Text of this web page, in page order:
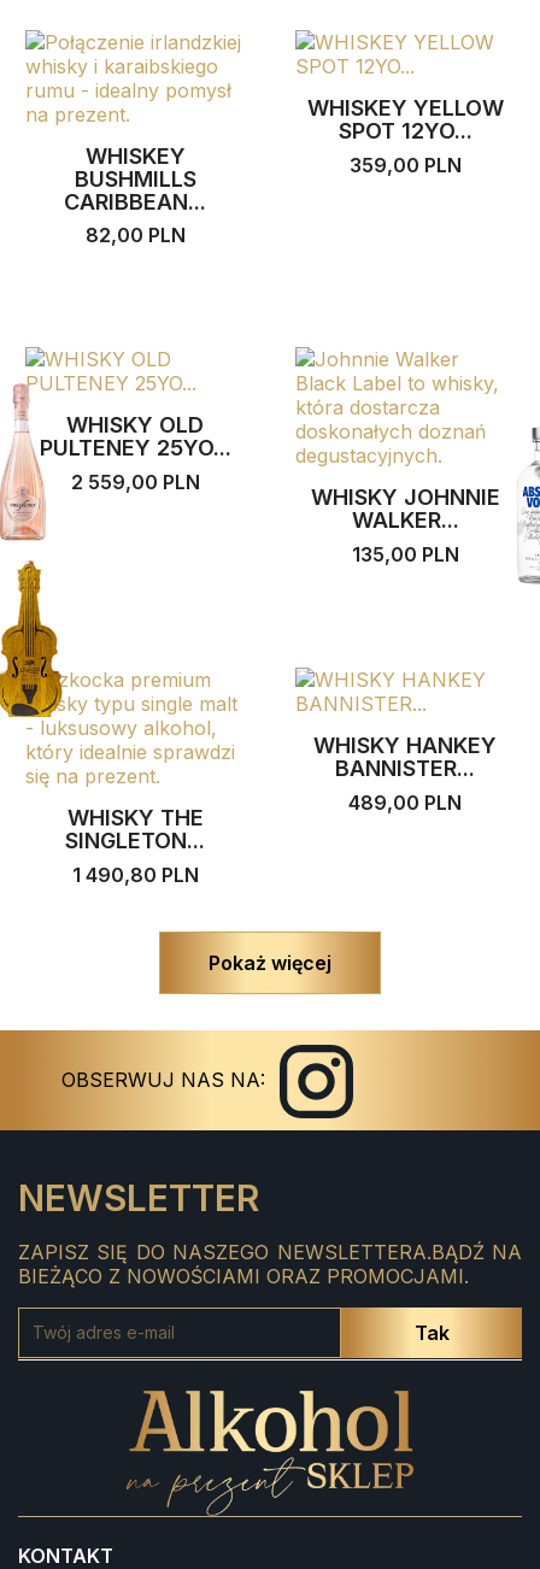
WHISKEY
BUSHMILLS
CARIBBEAN...
82,00 PLN
WHISKEY YELLOW
SPOT 12YO...
359,00 PLN
WHISKY OLD
PULTENEY 25YO...
2 559,00 PLN
WHISKY JOHNNIE
WALKER...
135,00 PLN
WHISKY THE
SINGLETON...
1 490,80 PLN
WHISKY HANKEY
BANNISTER...
489,00 PLN
Pokaż więcej
OBSERWUJ NAS NA:
Instagram
NEWSLETTER
ZAPISZ SIĘ DO NASZEGO NEWSLETTERA.BĄDŹ NA
BIEŻĄCO Z NOWOŚCIAMI ORAZ PROMOCJAMI.
KONTAKT